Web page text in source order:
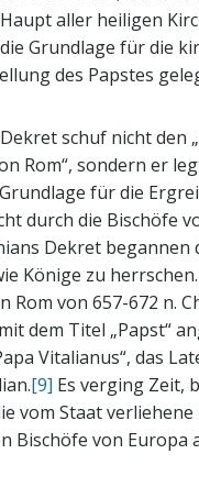
aller heiligen
Grundlage für die
des Papstes
schuf nicht den
Rom“, sondern er
für die
durch die Bischöfe
Dekret begannen
Könige zu
Rom von 657-672 n.
dem Titel „Papst“
Vitalianus“, das
[9] Es verging Zeit,
vom Staat
Bischöfe von Europa